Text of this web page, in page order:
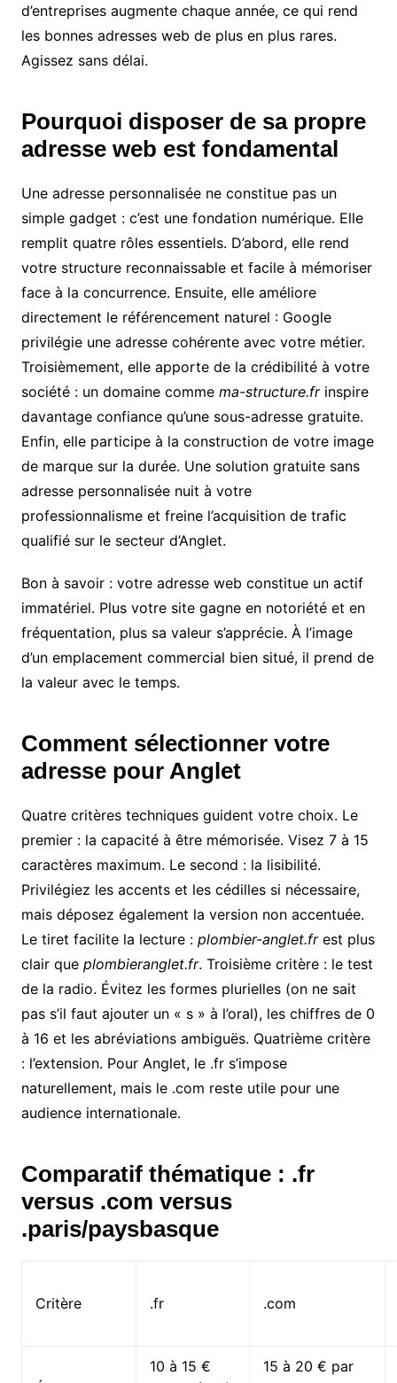
d’entreprises augmente chaque année, ce qui rend
les bonnes adresses web de plus en plus rares.
Agissez sans délai.
Pourquoi disposer de sa propre
adresse web est fondamental
Une adresse personnalisée ne constitue pas un
simple gadget : c’est une fondation numérique. Elle
remplit quatre rôles essentiels. D’abord, elle rend
votre structure reconnaissable et facile à mémoriser
face à la concurrence. Ensuite, elle améliore
directement le référencement naturel : Google
privilégie une adresse cohérente avec votre métier.
Troisièmement, elle apporte de la crédibilité à votre
société : un domaine comme ma-structure.frinspire
davantage confiance qu’une sous-adresse gratuite.
Enfin, elle participe à la construction de votre image
de marque sur la durée. Une solution gratuite sans
adresse personnalisée nuit à votre
professionnalisme et freine l’acquisition de trafic
qualifié sur le secteur d’Anglet.
Bon à savoir : votre adresse web constitue un actif
immatériel. Plus votre site gagne en notoriété et en
fréquentation, plus sa valeur s’apprécie. À l’image
d’un emplacement commercial bien situé, il prend de
la valeur avec le temps.
Comment sélectionner votre
adresse pour Anglet
Quatre critères techniques guident votre choix. Le
premier : la capacité à être mémorisée. Visez 7 à 15
caractères maximum. Le second : la lisibilité.
Privilégiez les accents et les cédilles si nécessaire,
mais déposez également la version non accentuée.
Le tiret facilite la lecture : plombier-anglet.frest plus
clair que plombieranglet.fr. Troisième critère : le test
de la radio. Évitez les formes plurielles (on ne sait
pas s’il faut ajouter un « s » à l’oral), les chiffres de 0
à 16 et les abréviations ambiguës. Quatrième critère
: l’extension. Pour Anglet, le .fr s’impose
naturellement, mais le .com reste utile pour une
audience internationale.
Comparatif thématique : .fr
versus .com versus
.paris/paysbasque
Critère .fr .com
10 à 15 €
15 à 20 € par